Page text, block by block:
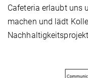
Cafeteria erlaubt uns
machen und lädt